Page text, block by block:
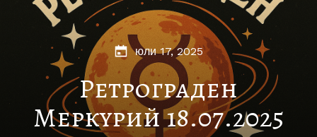
юли 17, 2025
Ретрограден
Меркурий 18.07.2025